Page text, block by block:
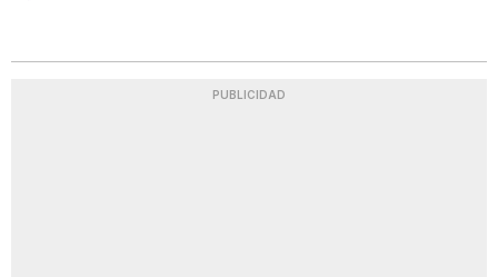
PUBLICIDAD